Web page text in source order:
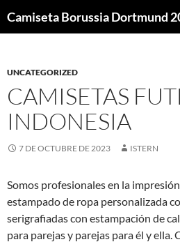
Camiseta Borussia Dortmund
UNCATEGORIZED
CAMISETAS
INDONESIA
7 DE OCTUBRE DE 2023 ISTERN
Somos profesionales en la
estampado de ropa personalizada
serigrafiadas con estampación de
para parejas y parejas para él y ella.